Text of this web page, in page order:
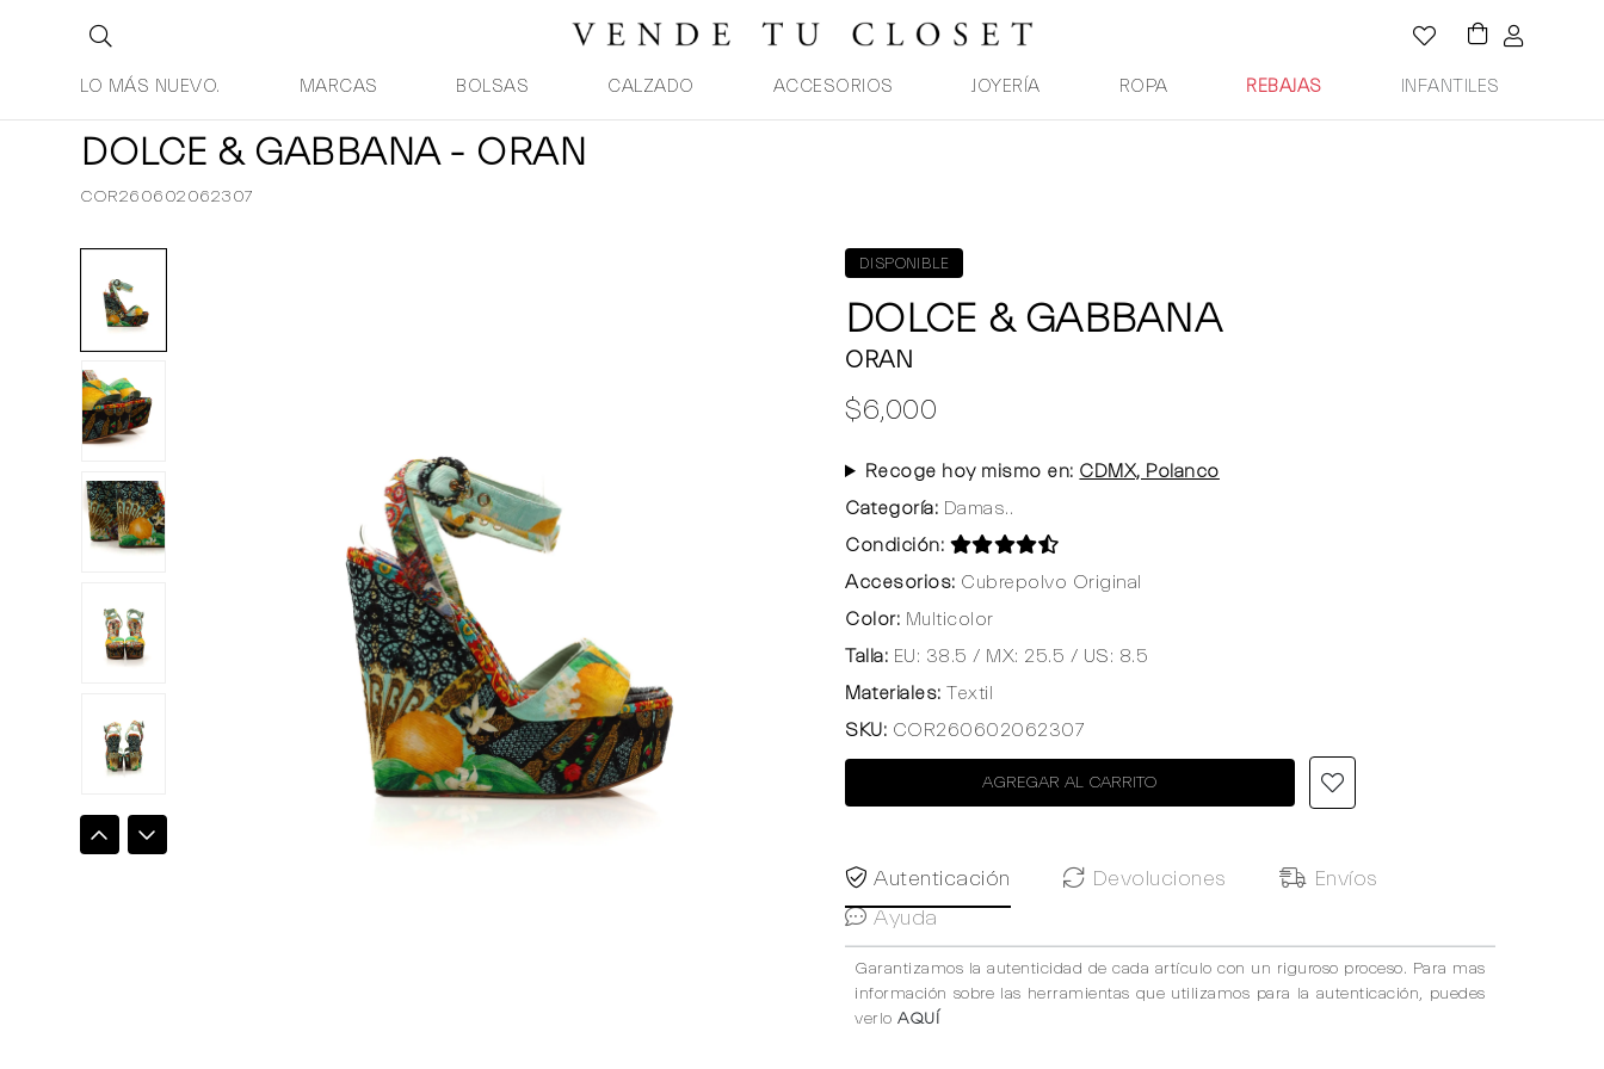
LO MÁS NUEVO. MARCAS BOLSAS CALZADO ACCESORIOS JOYERÍA ROPA REBAJAS INFANTILES
DOLCE & GABBANA - ORAN
COR260602062307
DISPONIBLE
DOLCE & GABBANA
ORAN
$6,000
Recoge hoy mismo en: CDMX, Polanco
Categoría: Damas..
Condición:
Accesorios: Cubrepolvo Original
Color: Multicolor
Talla: EU: 38.5 / MX: 25.5 / US: 8.5
Materiales: Textil
SKU: COR260602062307
AGREGAR AL CARRITO
Autenticación Devoluciones
Envíos
Ayuda
Garantizamos la autenticidad de cada artículo con un riguroso proceso. Para mas
información sobre las herramientas que utilizamos para la autenticación, puedes
verlo AQUÍ